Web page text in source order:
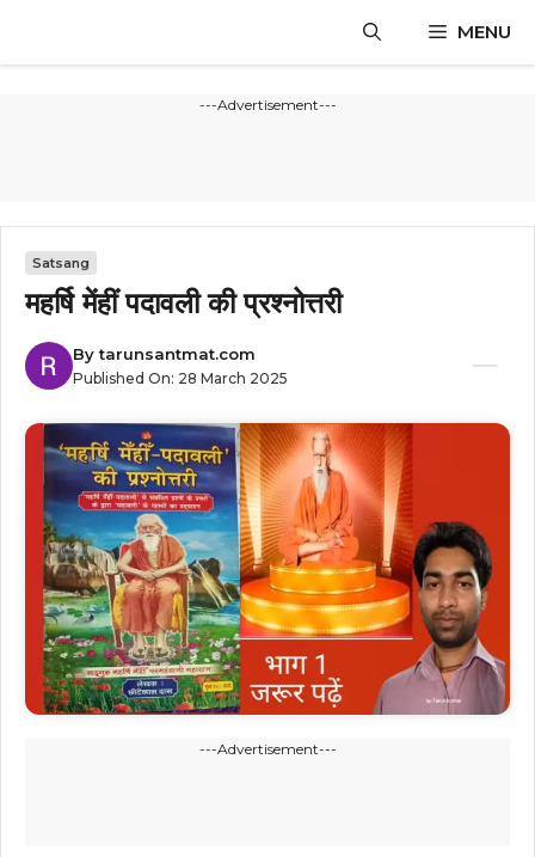
content
MENU
---Advertisement---
Satsang
महर्षि मेंहीं पदावली की प्रश्नोत्तरी
Bytarunsantmat.com
Published On: 28 March 2025
---Advertisement---